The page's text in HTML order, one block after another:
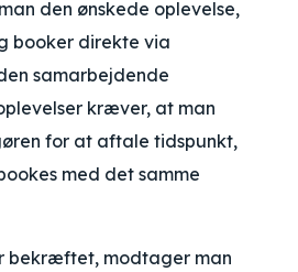
den ønskede oplevelse,
booker direkte via
samarbejdende
kræver, at man
for at aftale tidspunkt,
med det samme
bekræftet, modtager man